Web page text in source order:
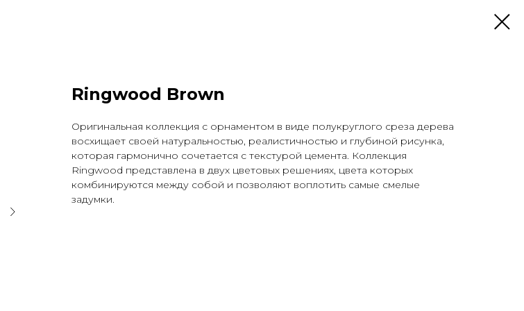
Ringwood Brown
Оригинальная коллекция с орнаментом в виде полукруглого среза дерева
восхищает своей натуральностью, реалистичностью и глубиной рисунка,
которая гармонично сочетается с текстурой цемента. Коллекция
Ringwood представлена в двух цветовых решениях, цвета которых
комбинируются между собой и позволяют воплотить самые смелые
задумки.